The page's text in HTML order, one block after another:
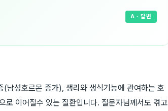
A · 답변
남성호르몬 증가), 생리와 생식기능에 관여하는 호
로 이어질수 있는 질환입니다. 질문자님께서도 겪고